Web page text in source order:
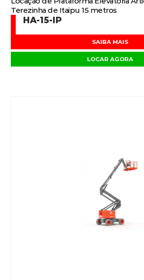
Terezinha de Itaipu 15 metros
HA-15-IP
SAIBA MAIS
LOCAR AGORA